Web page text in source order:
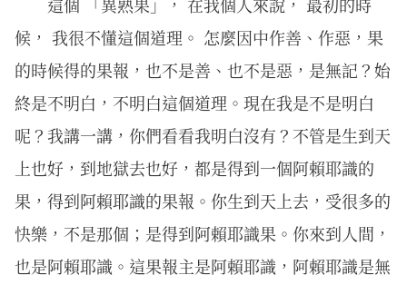
候， 我很不懂這個道理。 怎麼因中作善、作惡，果
的時候得的果報，也不是善、也不是惡，是無記？始
終是不明白，不明白這個道理。現在我是不是明白
呢？我講一講，你們看看我明白沒有？不管是生到天
上也好，到地獄去也好，都是得到一個阿賴耶識的
果，得到阿賴耶識的果報。你生到天上去，受很多的
快樂，不是那個；是得到阿賴耶識果。你來到人間，
也是阿賴耶識。這果報主是阿賴耶識，阿賴耶識是無